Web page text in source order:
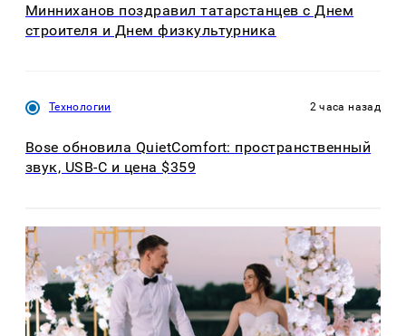
Минниханов поздравил татарстанцев с Днем
строителя и Днем физкультурника
Технологии 2 часа назад
Bose обновила QuietComfort: пространственный
звук, USB-C и цена $359